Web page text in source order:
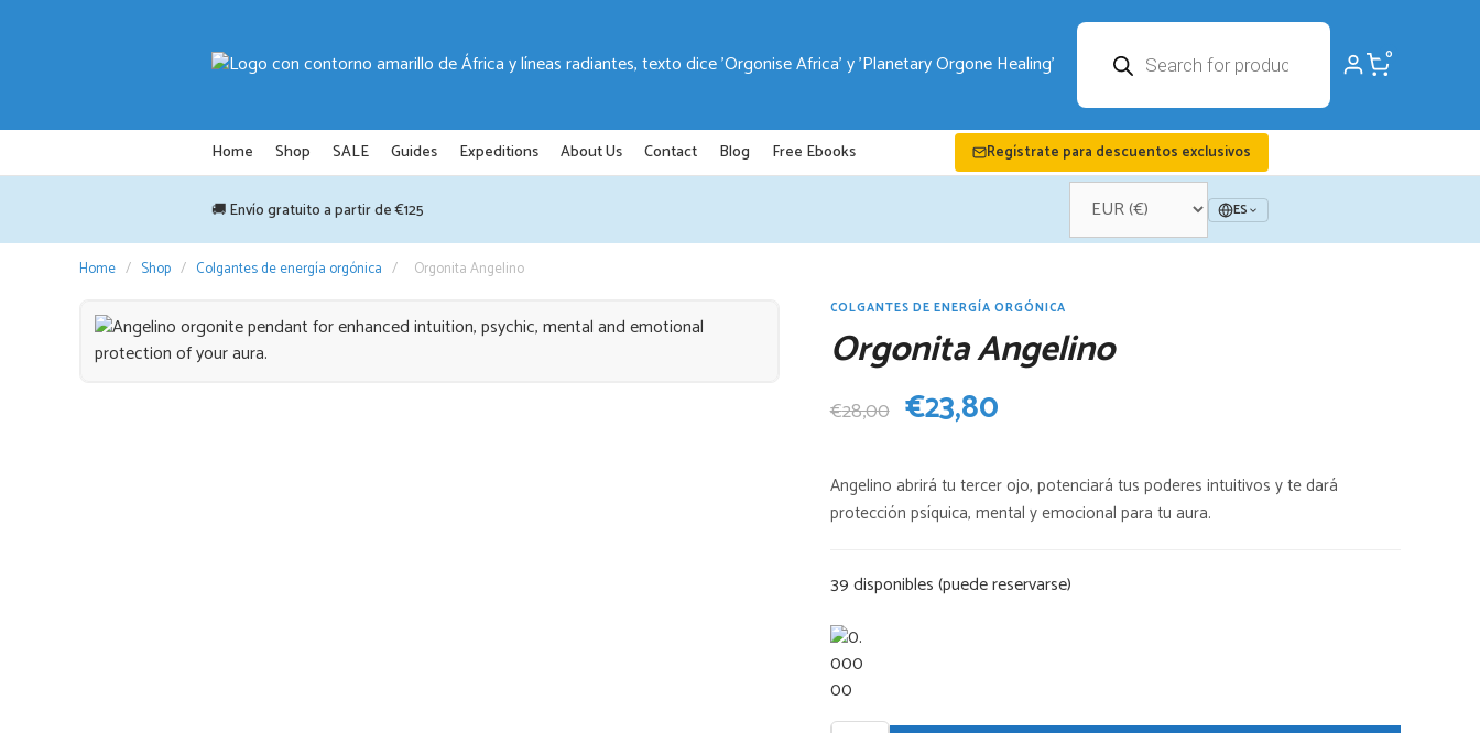
productos
0
Home Shop SALE Guides Expeditions About Us Contact Blog Free Ebooks Regístrate para descuentos exclusivos
🚚 Envío gratuito a partir de €125 ES
Home / Shop / Colgantes de energía orgónica / Orgonita Angelino
COLGANTES DE ENERGÍA ORGÓNICA
Orgonita Angelino
€28,00 El
original
€28,00.
€23,80El
actual
€23,80.
Angelino abrirá tu tercer ojo, potenciará tus poderes intuitivos y te dará
protección psíquica, mental y emocional para tu aura.
39 disponibles (puede reservarse)